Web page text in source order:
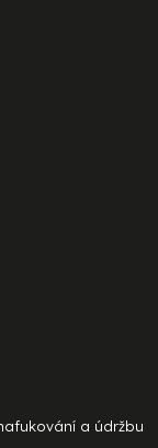
a údržbu